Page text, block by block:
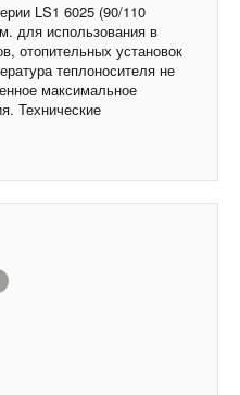
LS1 6025 (90/110
для использования в
отопительных установок
теплоносителя не
максимальное
Технические